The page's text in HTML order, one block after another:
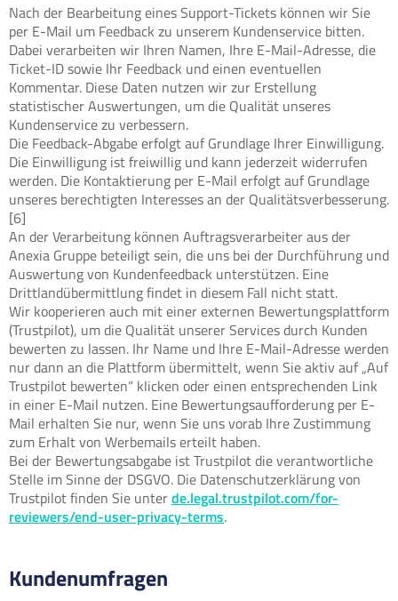
Nach der Bearbeitung eines Support-Tickets können wir Sie
per E-Mail um Feedback zu unserem Kundenservice bitten.
Dabei verarbeiten wir Ihren Namen, Ihre E-Mail-Adresse, die
Ticket-ID sowie Ihr Feedback und einen eventuellen
Kommentar. Diese Daten nutzen wir zur Erstellung
statistischer Auswertungen, um die Qualität unseres
Kundenservice zu verbessern.
Die Feedback-Abgabe erfolgt auf Grundlage Ihrer Einwilligung.
Die Einwilligung ist freiwillig und kann jederzeit widerrufen
werden. Die Kontaktierung per E-Mail erfolgt auf Grundlage
unseres berechtigten Interesses an der Qualitätsverbesserung.
[6]
An der Verarbeitung können Auftragsverarbeiter aus der
Anexia Gruppe beteiligt sein, die uns bei der Durchführung und
Auswertung von Kundenfeedback unterstützen. Eine
Drittlandübermittlung findet in diesem Fall nicht statt.
Wir kooperieren auch mit einer externen Bewertungsplattform
(Trustpilot), um die Qualität unserer Services durch Kunden
bewerten zu lassen. Ihr Name und Ihre E-Mail-Adresse werden
nur dann an die Plattform übermittelt, wenn Sie aktiv auf „Auf
Trustpilot bewerten“ klicken oder einen entsprechenden Link
in einer E-Mail nutzen. Eine Bewertungsaufforderung per E-
Mail erhalten Sie nur, wenn Sie uns vorab Ihre Zustimmung
zum Erhalt von Werbemails erteilt haben.
Bei der Bewertungsabgabe ist Trustpilot die verantwortliche
Stelle im Sinne der DSGVO. Die Datenschutzerklärung von
Trustpilot finden Sie unterde.legal.trustpilot.com/for-
reviewers/end-user-privacy-terms.
Kundenumfragen